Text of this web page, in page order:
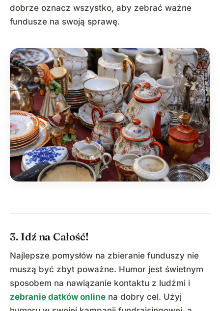
dobrze oznacz wszystko, aby zebrać ważne
fundusze na swoją sprawę.
3. Idź na Całość!
Najlepsze pomysłów na zbieranie funduszy nie
muszą być zbyt poważne. Humor jest świetnym
sposobem na nawiązanie kontaktu z ludźmi i
zebranie datków online na dobry cel. Użyj